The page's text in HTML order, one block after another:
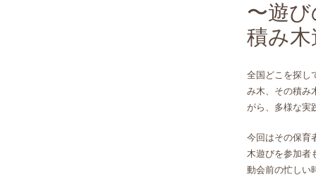
〜遊
積み
全国どこを探し
み木、その積み
がら、多様な実
今回はその保育
木遊びを参加者
動会前の忙しい